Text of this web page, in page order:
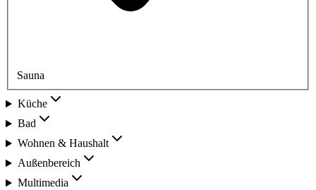
Sauna
Küche
Bad
Wohnen & Haushalt
Außenbereich
Multimedia